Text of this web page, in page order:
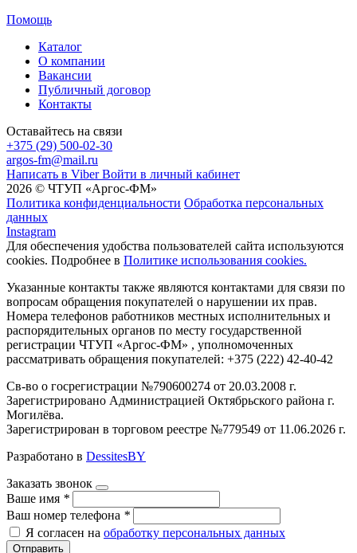
Помощь
Каталог
О компании
Вакансии
Публичный договор
Контакты
Оставайтесь на связи
+375 (29) 500-02-30
argos-fm@mail.ru
Написать в Viber Войти в личный кабинет
2026 © ЧТУП «Аргос-ФМ»
Политика конфиденциальности Обработка персональных
данных
Instagram
Для обеспечения удобства пользователей сайта используются
cookies. Подробнее в Политике использования cookies.
Указанные контакты также являются контактами для связи по
вопросам обращения покупателей о нарушении их прав.
Номера телефонов работников местных исполнительных и
распорядительных органов по месту государственной
регистрации ЧТУП «Аргос-ФМ» , уполномоченных
рассматривать обращения покупателей: +375 (222) 42-40-42
Св-во о госрегистрации №790600274 от 20.03.2008 г.
Зарегистрировано Администрацией Октябрьского района г.
Могилёва.
Зарегистрирован в торговом реестре №779549 от 11.06.2026 г.
Разработано в DessitesBY
Заказать звонок
Ваше имя *
Ваш номер телефона *
Я согласен на обработку персональных данных
Отправить